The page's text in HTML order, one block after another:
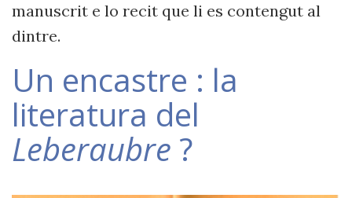
manuscrit e lo recit que li es contengut al
dintre.
Un encastre : la
literatura del
Leberaubre ?